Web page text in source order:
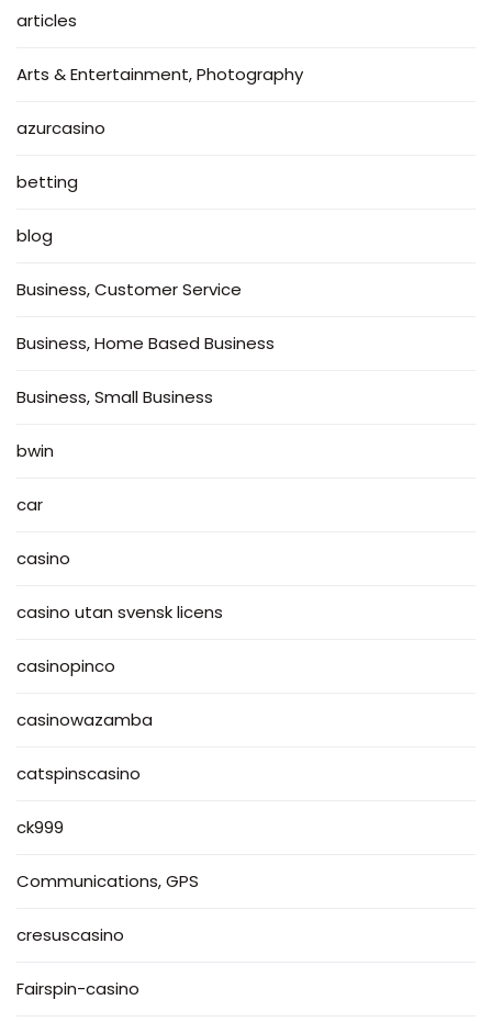
articles
Arts & Entertainment, Photography
azurcasino
betting
blog
Business, Customer Service
Business, Home Based Business
Business, Small Business
bwin
car
casino
casino utan svensk licens
casinopinco
casinowazamba
catspinscasino
ck999
Communications, GPS
cresuscasino
Fairspin-casino